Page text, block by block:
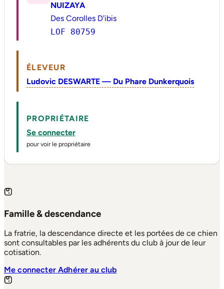
NUIZAYA
Des Corolles D'ibis
LOF 80759
ÉLEVEUR
Ludovic DESWARTE — Du Phare Dunkerquois
PROPRIÉTAIRE
Se connecter
pour voir le propriétaire
Famille & descendance
La fratrie, la descendance directe et les portées de ce chien
sont consultables par les adhérents du club à jour de leur
cotisation.
Me connecterAdhérer au club